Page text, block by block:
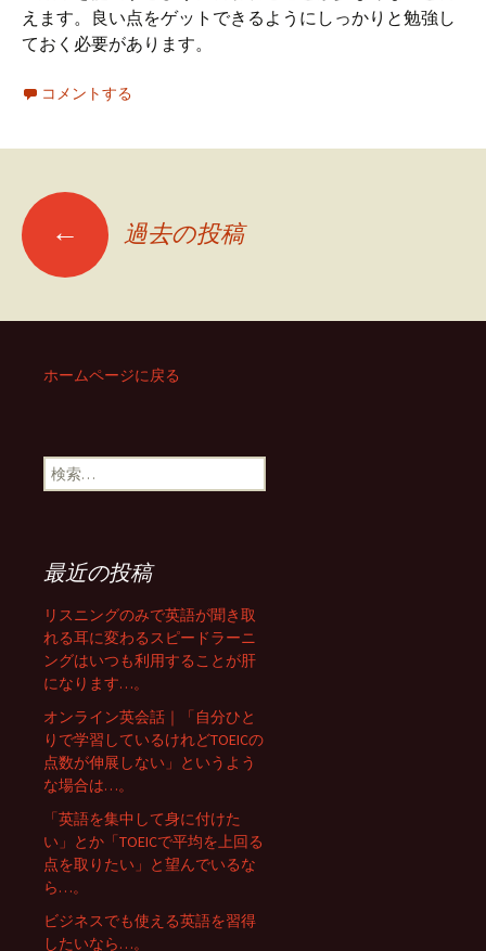
えます。良い点をゲットできるようにしっかりと勉強し
ておく必要があります。
コメントする
投
稿
ナ
ビ
ー
シ
ョ
ン
← 過去の投稿
ホームページに戻る
検
索
最近の投稿
リスニングのみで英語が聞き取
れる耳に変わるスピードラーニ
ングはいつも利用することが肝
になります…。
オンライン英会話｜「自分ひと
りで学習しているけれどTOEICの
点数が伸展しない」というよう
な場合は…。
「英語を集中して身に付けた
い」とか「TOEICで平均を上回る
点を取りたい」と望んでいるな
ら…。
ビジネスでも使える英語を習得
したいなら…。